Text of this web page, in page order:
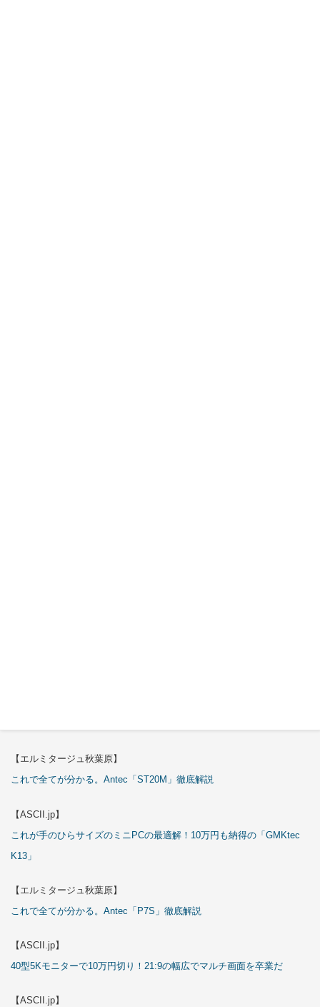
【エルミタージュ秋葉原】
これで全てが分かる。Antec「ST20M」徹底解説
【ASCII.jp】
これが手のひらサイズのミニPCの最適解！10万円も納得の「GMKtec
K13」
【エルミタージュ秋葉原】
これで全てが分かる。Antec「P7S」徹底解説
【ASCII.jp】
40型5Kモニターで10万円切り！21:9の幅広でマルチ画面を卒業だ
【ASCII.jp】